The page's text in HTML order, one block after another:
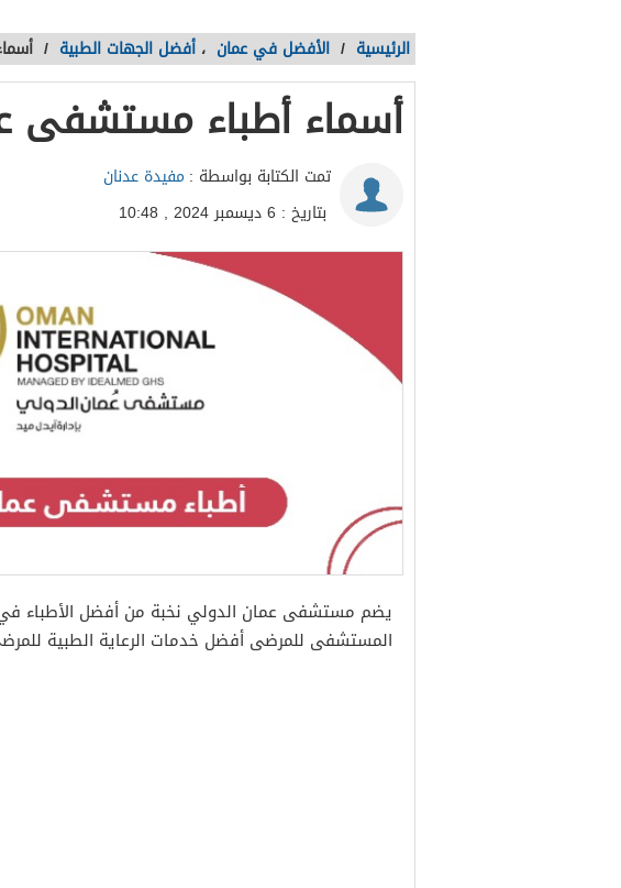
الرئيسية / الأفضل في عمان ، أفضل الجهات الطبية /
أسماء أطباء مستشفى
تمت الكتابة بواسطة : مفيدة عدنان
بتاريخ : 6 ديسمبر 2024 , 10:48
يضم مستشفى عمان الدولي نخبة من أفضل الأطباء
المستشفى للمرضى أفضل خدمات الرعاية الطبية